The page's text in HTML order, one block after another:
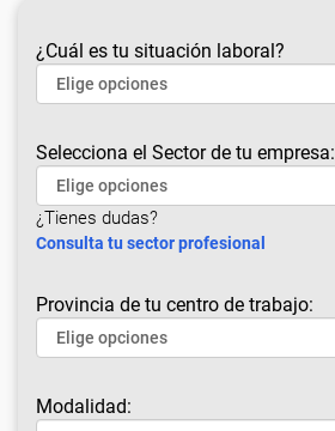
¿Cuál es tu situación laboral?
Selecciona el Sector de tu empresa:
¿Tienes dudas?
Consulta tu sector profesional
Provincia de tu centro de trabajo:
Modalidad: